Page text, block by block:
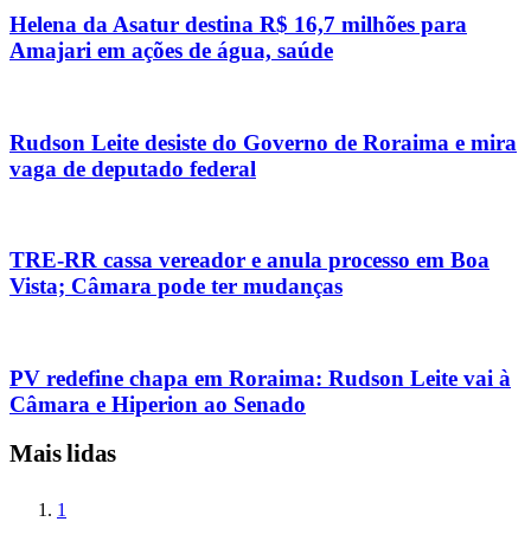
Helena da Asatur destina R$ 16,7 milhões para
Amajari em ações de água, saúde
Rudson Leite desiste do Governo de Roraima e mira
vaga de deputado federal
TRE-RR cassa vereador e anula processo em Boa
Vista; Câmara pode ter mudanças
PV redefine chapa em Roraima: Rudson Leite vai à
Câmara e Hiperion ao Senado
Mais lidas
1